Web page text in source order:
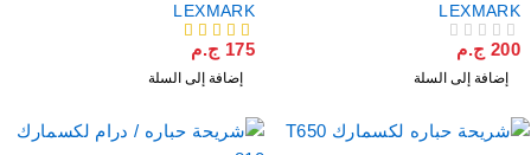
LEXMARK
200 ج.م
إضافة إلى السلة
LEXMARK
175 ج.م
إضافة إلى السلة